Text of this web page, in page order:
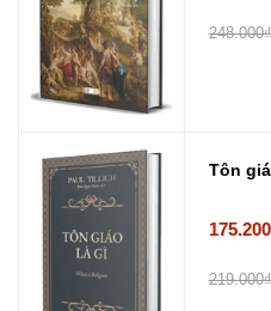
248.000₫
Tôn
219.000₫